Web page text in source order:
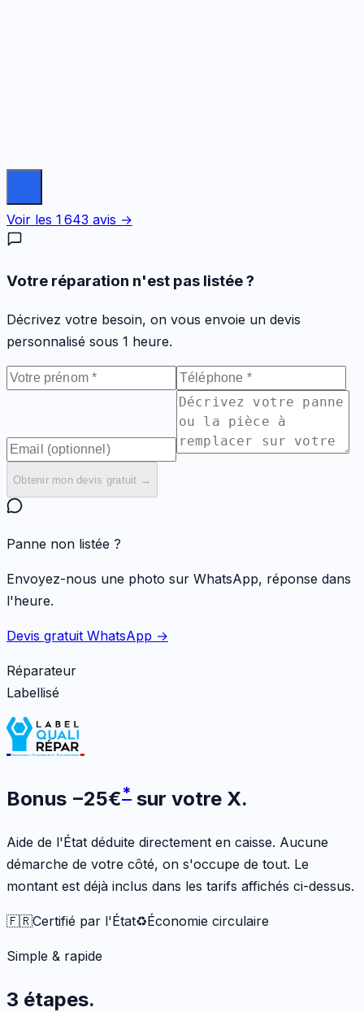
Voir les 1 643 avis →
Votre réparation n'est pas listée ?
Décrivez votre besoin, on vous envoie un devis
personnalisé sous 1 heure.
Obtenir mon devis gratuit →
Panne non listée ?
Envoyez-nous une photo sur WhatsApp, réponse dans
l'heure.
Devis gratuit WhatsApp →
Réparateur
Labellisé
Bonus −25€* sur votre X.
Aide de l'État déduite directement en caisse. Aucune
démarche de votre côté, on s'occupe de tout. Le
montant est déjà inclus dans les tarifs affichés ci-dessus.
🇫🇷Certifié par l'État♻️Économie circulaire
Simple & rapide
3 étapes.